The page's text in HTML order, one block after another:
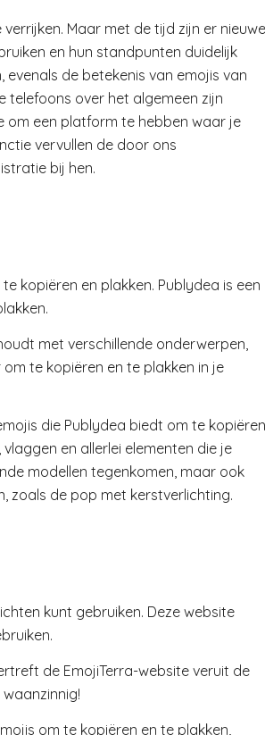
Maar met de tijd zijn er nieuwe
en hun standpunten duidelijk
de betekenis van emojis van
telefoons over het algemeen zijn
om een platform te hebben waar je
vervullen de door ons
bij hen.
kopiëren en plakken. Publydea is een
met verschillende onderwerpen,
te kopiëren en te plakken in je
die Publydea biedt om te kopiëren
en allerlei elementen die je
modellen tegenkomen, maar ook
zoals de pop met kerstverlichting.
kunt gebruiken. Deze website
de EmojiTerra-website veruit de
om te kopiëren en te plakken,